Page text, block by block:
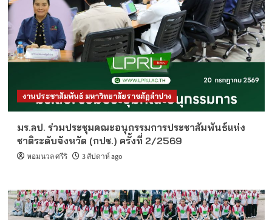
งานประชาสัมพันธ์ มหาวิทยาลัยราชภัฏลำปาง
มร.ลป. ร่วมประชุมคณะอนุกรรมการประชาสัมพันธ์แห่ง
ชาติระดับจังหวัด (กปช.) ครั้งที่ 2/2569
หอมนวล ศรีริ 3 สัปดาห์ ago